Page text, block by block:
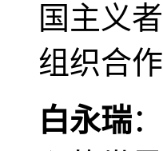
国主义
组织合
白永瑞